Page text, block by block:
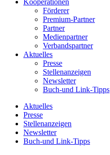
Kooperationen
Förderer
Premium-Partner
Partner
Medienpartner
Verbandspartner
Aktuelles
Presse
Stellenanzeigen
Newsletter
Buch-und Link-Tipps
Aktuelles
Presse
Stellenanzeigen
Newsletter
Buch-und Link-Tipps